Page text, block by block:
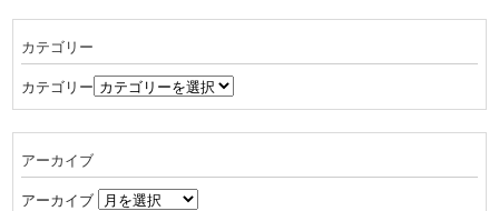
カテゴリー
カテゴリー
アーカイブ
アーカイブ